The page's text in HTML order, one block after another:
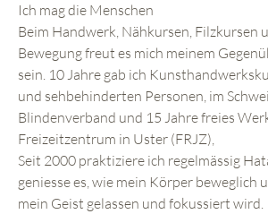
Ich mag die Menschen
Beim Handwerk, Nähkursen, Filzkursen
Bewegung freut es mich meinem
sein. 10 Jahre gab ich
und sehbehinderten Personen, im
Blindenverband und 15 Jahre freies
Freizeitzentrum in Uster (FRJZ),
Seit 2000 praktiziere ich regelmässig
geniesse es, wie mein Körper beweglich
mein Geist gelassen und fokussiert wird.